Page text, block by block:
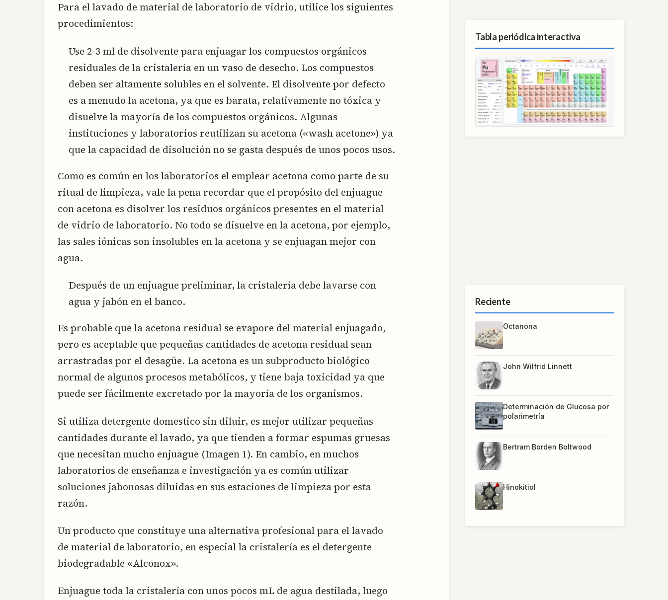
Para el lavado de material de laboratorio de vidrio, utilice los siguientes
procedimientos:
Use 2-3 ml de disolvente para enjuagar los compuestos orgánicos
residuales de la cristalería en un vaso de desecho. Los compuestos
deben ser altamente solubles en el solvente. El disolvente por defecto
es a menudo la acetona, ya que es barata, relativamente no tóxica y
disuelve la mayoría de los compuestos orgánicos. Algunas
instituciones y laboratorios reutilizan su acetona («wash acetone») ya
que la capacidad de disolución no se gasta después de unos pocos usos.
Como es común en los laboratorios el emplear acetona como parte de su
ritual de limpieza, vale la pena recordar que el propósito del enjuague
con acetona es disolver los residuos orgánicos presentes en el material
de vidrio de laboratorio. No todo se disuelve en la acetona, por ejemplo,
las sales iónicas son insolubles en la acetona y se enjuagan mejor con
agua.
Después de un enjuague preliminar, la cristalería debe lavarse con
agua y jabón en el banco.
Es probable que la acetona residual se evapore del material enjuagado,
pero es aceptable que pequeñas cantidades de acetona residual sean
arrastradas por el desagüe. La acetona es un subproducto biológico
normal de algunos procesos metabólicos, y tiene baja toxicidad ya que
puede ser fácilmente excretado por la mayoría de los organismos.
Si utiliza detergente domestico sin diluir, es mejor utilizar pequeñas
cantidades durante el lavado, ya que tienden a formar espumas gruesas
que necesitan mucho enjuague (Imagen 1). En cambio, en muchos
laboratorios de enseñanza e investigación ya es común utilizar
soluciones jabonosas diluidas en sus estaciones de limpieza por esta
razón.
Un producto que constituye una alternativa profesional para el lavado
de material de laboratorio, en especial la cristalería es el detergente
biodegradable «Alconox».
Enjuague toda la cristalería con unos pocos mL de agua destilada, luego
Tabla periódica interactiva
Reciente
Octanona
John Wilfrid Linnett
Determinación de Glucosa por
polarimetría
Bertram Borden Boltwood
Hinokitiol